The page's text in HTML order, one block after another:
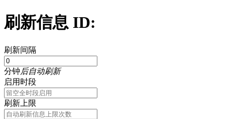
刷新信息 ID:
刷新间隔
分钟后自动刷新
启用时段
刷新上限